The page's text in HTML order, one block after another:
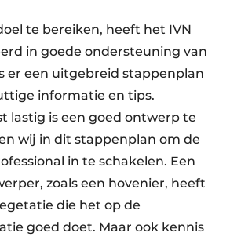
te bereiken, heeft het IVN
in goede ondersteuning van
er een uitgebreid stappenplan
informatie en tips.
lastig is een goed ontwerp te
wij in dit stappenplan om de
in te schakelen. Een
zoals een hovenier, heeft
die het op de
goed doet. Maar ook kennis